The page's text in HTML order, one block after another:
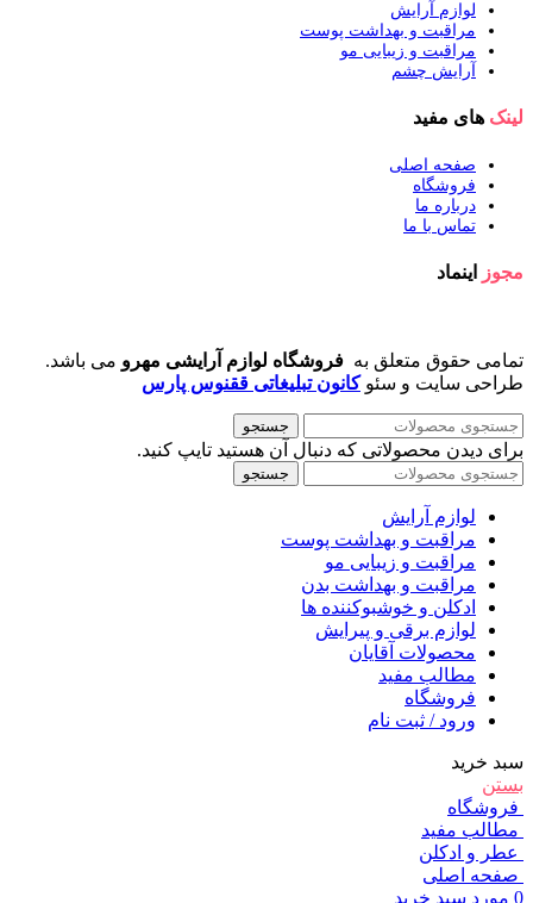
لوازم آرایش
مراقبت و بهداشت پوست
مراقبت و زیبایی مو
آرایش چشم
لینک های مفید
صفحه اصلی
فروشگاه
درباره ما
تماس با ما
مجوز اینماد
تمامی حقوق متعلق به فروشگاه لوازم آرایشی مهرو می باشد.
طراحی سایت و سئوکانون تبلیغاتی ققنوس پارس
جستجو
برای دیدن محصولاتی که دنبال آن هستید تایپ کنید.
جستجو
لوازم آرایش
مراقبت و بهداشت پوست
مراقبت و زیبایی مو
مراقبت و بهداشت بدن
ادکلن و خوشبوکننده ها
لوازم برقی و پیرایش
محصولات آقایان
مطالب مفید
فروشگاه
ورود / ثبت نام
سبد خرید
بستن
فروشگاه
مطالب مفید
عطر و ادکلن
صفحه اصلی
0 مورد سبد خرید